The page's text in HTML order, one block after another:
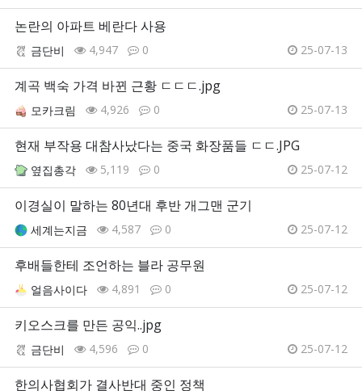
논란의 아파트 베란다 사용
금단비 4,947 0 25-07-13
계곡 백숙 가격 바뀐 근황 ㄷㄷㄷ.jpg
모카크림 4,926 0 25-07-13
현재 부작용 대참사났다는 중국 화장품들 ㄷㄷ.JPG
옆집총각 5,119 0 25-07-12
이경실이 말하는 80년대 후반 개그맨 군기
세계는지금 4,587 0 25-07-12
후배들한테 조언하는 블라 공무원
얼음사이다 4,891 0 25-07-12
키오스크를 만든 공익..jpg
금단비 4,596 0 25-07-12
한의사협회가 결사반대 중인 정책